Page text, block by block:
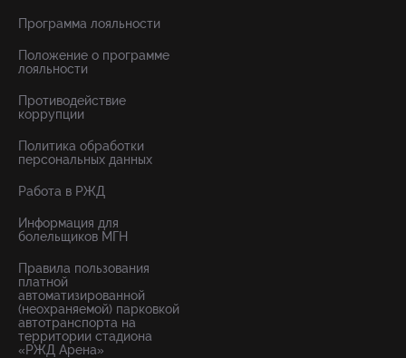
Программа лояльности
Положение о программе
лояльности
Противодействие
коррупции
Политика обработки
персональных данных
Работа в РЖД
Информация для
болельщиков МГН
Правила пользования
платной
автоматизированной
(неохраняемой) парковкой
автотранспорта на
территории стадиона
«РЖД Арена»